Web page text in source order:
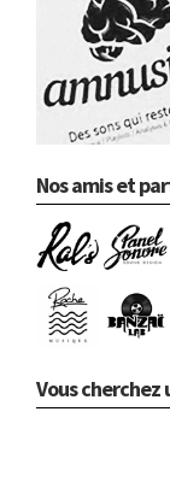
Nos amis et
Vous cherchez